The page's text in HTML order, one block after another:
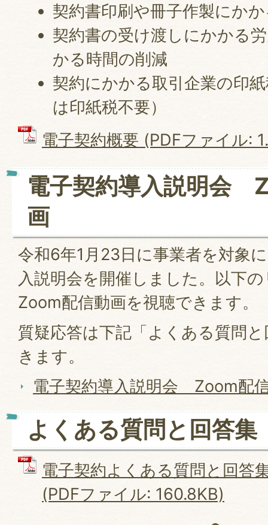
契約書印刷や冊子作製にか
契約書の受け渡しにかかる
かる時間の削減
契約にかかる取引企業の印
は印紙税不要）
電子契約概要 (PDFファイル:
電子契約導入説明会
画
令和6年1月23日に事業者を対象
入説明会を開催しました。以下
Zoom配信動画を視聴できます。
質疑応答は下記「よくある質問
きます。
電子契約導入説明会 Zoom配
よくある質問と回答集
電子契約よくある質問と回答
(PDFファイル: 160.8KB)